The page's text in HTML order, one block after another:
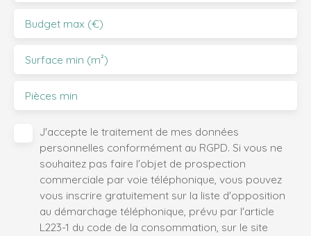
Budget max (€)
Surface min (m²)
Pièces min
J'accepte le traitement de mes données
personnelles conformément au RGPD. Si vous ne
souhaitez pas faire l'objet de prospection
commerciale par voie téléphonique, vous pouvez
vous inscrire gratuitement sur la liste d'opposition
au démarchage téléphonique, prévu par l'article
L223-1 du code de la consommation, sur le site